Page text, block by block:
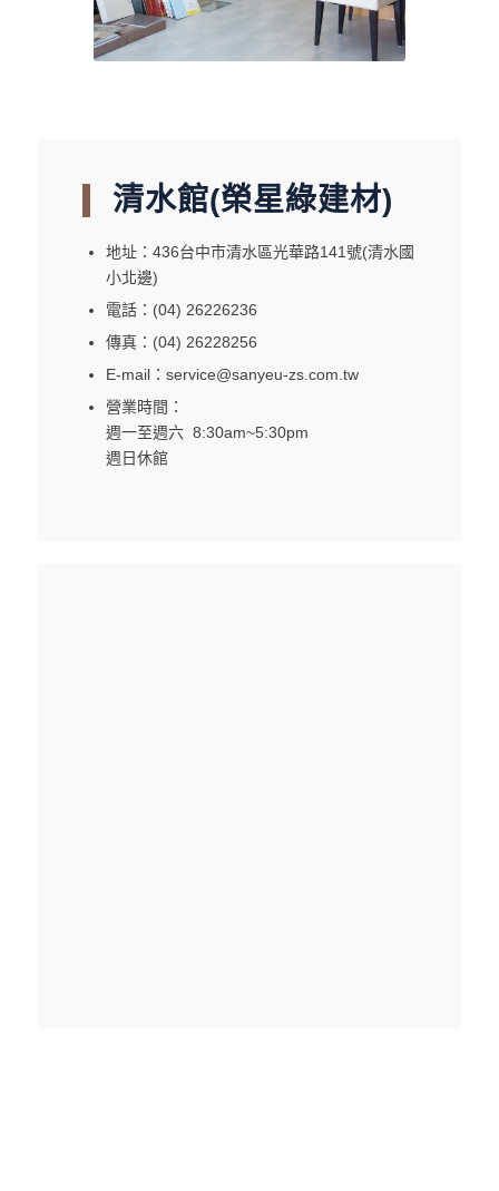
清水館(榮星綠建材)
地址：436台中市清水區光華路141號(清水國
小北邊)
電話：(04) 26226236
傳真：(04) 26228256
E-mail：service@sanyeu-zs.com.tw
營業時間：
週一至週六 8:30am~5:30pm
週日休館